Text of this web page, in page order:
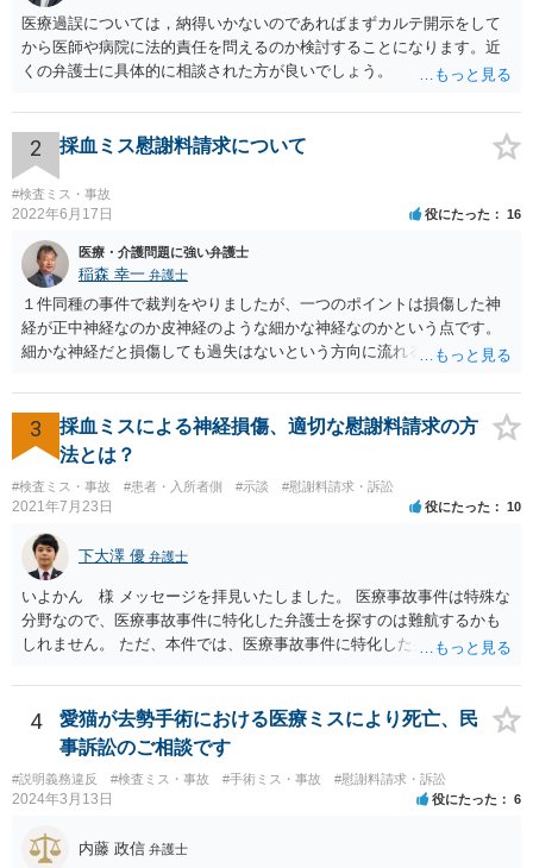
医療過誤については，納得いかないのであればまずカルテ開示をして
から医師や病院に法的責任を問えるのか検討することになります。近
くの弁護士に具体的に相談された方が良いでしょう。
2 採血ミス慰謝料請求について
#検査ミス・事故
2022年6月17日 役にたった 16
医療・介護問題に強い弁護士
稲森 幸一 弁護士
１件同種の事件で裁判をやりましたが、一つのポイントは損傷した神
経が正中神経なのか皮神経のような細かな神経なのかという点です。
細かな神経だと損傷しても過失はないという方向に流れる可能性があ
過失が認められる可能性がありますので弁護士費用を支払う価値はあ
るかと思います。 頑張ってください。
3
採血ミスによる神経損傷、適切な慰謝料請求の方
法とは？
#検査ミス・事故 #患者・入所者側 #示談 #慰謝料請求・訴訟
2021年7月23日 役にたった 10
下大澤 優 弁護士
いよかん 様 メッセージを拝見いたしました。 医療事故事件は特殊な
分野なので、医療事故事件に特化した弁護士を探すのは難航するかも
しれません。 ただ、本件では、医療事故事件に特化した弁護士でなく
の過失（医療ミス）の立証なのですが、本件では過失自体には争いが
ないため、損害額の立証が主なポイントになります。 損害額に立証に
関しては、交通事故事件と同様の発想で考えればよいので、対応でき
る弁護士は多いと思います。 今後の交渉については、ご自身で対応さ
れることも可能ではありますが、相手方保険会社は容易に増額に応じ
ない（多少の増額はあり得るとしても、裁判基準での和解は難しい）
と思われます。 弁護士が介入することにより提示額が大きく変わるこ
とは多々あるため、可能であれば弁護士に依頼した上での交渉をお勧
4
愛猫が去勢手術における医療ミスにより死亡、民
事訴訟のご相談です
#説明義務違反 #検査ミス・事故 #手術ミス・事故 #慰謝料請求・訴訟
2024年3月13日 役にたった 6
内藤 政信 弁護士